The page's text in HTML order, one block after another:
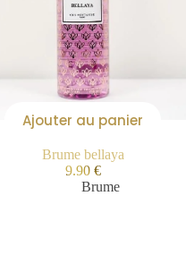
Ajouter au panier
Brume bellaya
9.90 €
Brume